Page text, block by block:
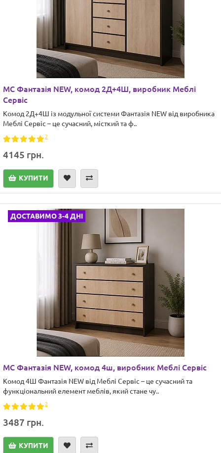
МС Фантазія NEW, комод 2Д+4Ш, виробник Меблі
Сервіс
Комод 2Д+4Ш із модульної системи Фантазія NEW від виробника
Меблі Сервіс – це сучасний, місткий та ф..
2
4145 грн.
КУПИТИ
ДОСТАВИМО 3-4 ДНІ
МС Фантазія NEW, комод 4ш, виробник Меблі Сервіс
Комод 4Ш Фантазія NEW від Меблі Сервіс – це сучасний та
функціональний елемент меблів, який стане чу..
2
3487 грн.
КУПИТИ